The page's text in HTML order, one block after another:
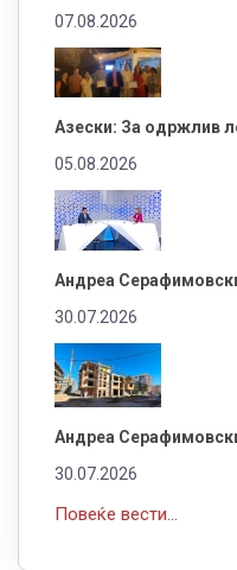
07.08.2026
Азески: За одржлив
05.08.2026
Андреа
30.07.2026
Андреа
30.07.2026
Повеќе вести...